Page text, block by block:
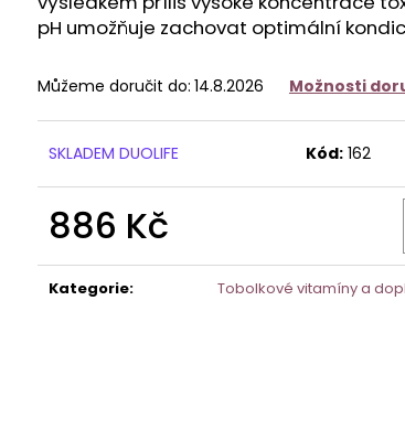
pH umožňuje zachovat optimální
Můžeme doručit do: 14.8.2026 Možnosti
SKLADEM DUOLIFE Kód: 162
886 Kč
cena:
Kategorie: Tobolkové vitamíny a
849 Kč
Původně:910 Kč